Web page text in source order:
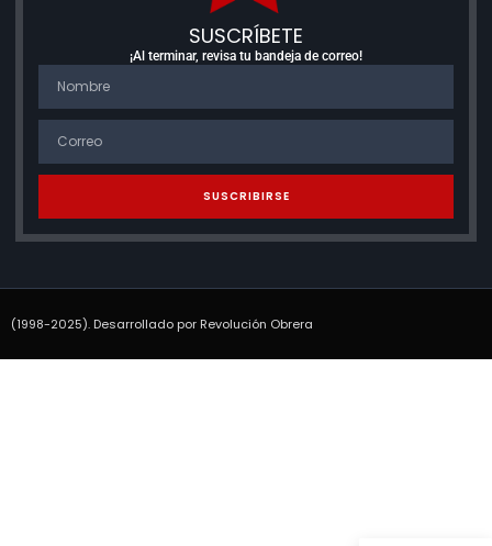
SUSCRÍBETE
¡Al terminar, revisa tu bandeja de correo!
SUSCRIBIRSE
(1998-2025). Desarrollado por Revolución Obrera